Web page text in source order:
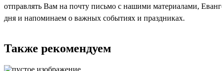
отправлять Вам на почту письмо с нашими материалами,
дня и напоминаем о важных событиях и праздниках.
Также рекомендуем